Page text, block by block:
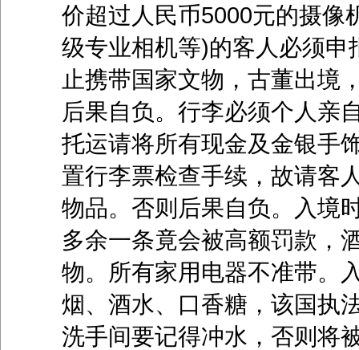
价超过人民币5000元的摄像
级专业相机等)的客人必须
止携带国家文物，古董出境
后果自负。行李必须个人亲
托运请将所有现金及金银手
置行李票检查手续，故请客
物品。否则后果自负。入境
多余一条竟会被高额罚款，
物。所有家用电器不准带。
烟、酒水、口香糖，该国执
洗手间要记得冲水，否则将